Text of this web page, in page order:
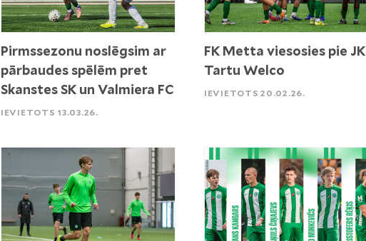
Pirmssezonu noslēgsim ar
pārbaudes spēlēm pret
Skanstes SK un Valmiera FC
IEVIETOTS 13.03.26.
FK Metta viesosies pie JK
Tartu Welco
IEVIETOTS 20.02.26.